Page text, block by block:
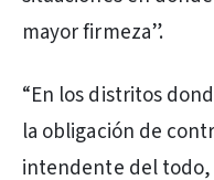
mayor firmeza”.
“En los distritos
la obligación de
intendente del